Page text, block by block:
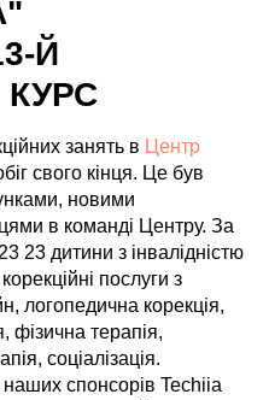
Й
КУРС
занять в Центр
свого кінця. Це був
новими
в команді Центру. За
23 дитини з інвалідністю
послуги з
логопедична корекція,
фізична терапія,
соціалізація.
спонсорів Techiia